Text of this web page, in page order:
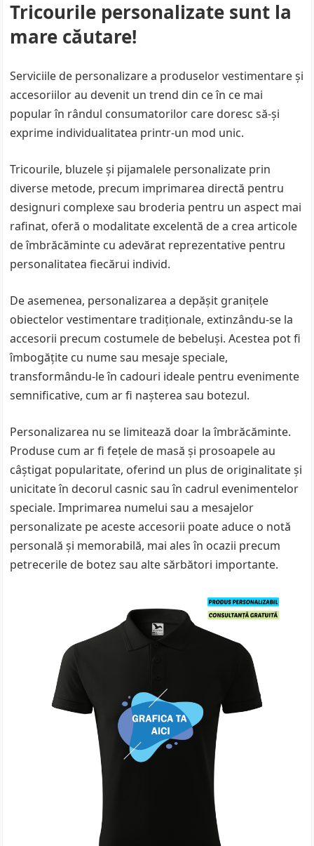
Tricourile personalizate sunt la
mare căutare!
Serviciile de personalizare a produselor vestimentare și
accesoriilor au devenit un trend din ce în ce mai
popular în rândul consumatorilor care doresc să-și
exprime individualitatea printr-un mod unic.
Tricourile, bluzele și pijamalele personalizate prin
diverse metode, precum imprimarea directă pentru
designuri complexe sau broderia pentru un aspect mai
rafinat, oferă o modalitate excelentă de a crea articole
de îmbrăcăminte cu adevărat reprezentative pentru
personalitatea fiecărui individ.
De asemenea, personalizarea a depășit granițele
obiectelor vestimentare tradiționale, extinzându-se la
accesorii precum costumele de bebeluși. Acestea pot fi
îmbogățite cu nume sau mesaje speciale,
transformându-le în cadouri ideale pentru evenimente
semnificative, cum ar fi nașterea sau botezul.
Personalizarea nu se limitează doar la îmbrăcăminte.
Produse cum ar fi fețele de masă și prosoapele au
câștigat popularitate, oferind un plus de originalitate și
unicitate în decorul casnic sau în cadrul evenimentelor
speciale. Imprimarea numelui sau a mesajelor
personalizate pe aceste accesorii poate aduce o notă
personală și memorabilă, mai ales în ocazii precum
petrecerile de botez sau alte sărbători importante.